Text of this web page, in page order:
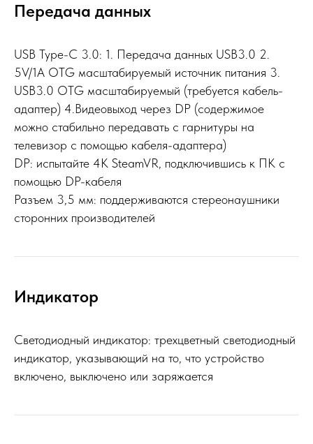
Передача данных
USB Type-C 3.0: 1. Передача данных USB3.0 2.
5V/1A OTG масштабируемый источник питания 3.
USB3.0 OTG масштабируемый (требуется кабель-
адаптер) 4.Видеовыход через DP (содержимое
можно стабильно передавать с гарнитуры на
телевизор с помощью кабеля-адаптера)
DP: испытайте 4K SteamVR, подключившись к ПК с
помощью DP-кабеля
Разъем 3,5 мм: поддерживаются стереонаушники
сторонних производителей
Индикатор
Светодиодный индикатор: трехцветный светодиодный
индикатор, указывающий на то, что устройство
включено, выключено или заряжается